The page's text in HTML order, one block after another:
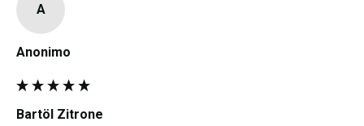
A
Anonimo
Bartöl Zitrone